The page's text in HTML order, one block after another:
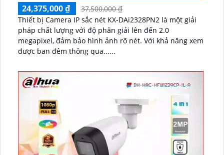
24,375,000 ₫
37,500,000 ₫
Thiết bị Camera IP sắc nét KX-DAi2328PN2 là một giải
pháp chất lượng với độ phân giải lên đến 2.0
megapixel, đảm bảo hình ảnh rõ nét. Với khả năng xem
được ban đêm thông qua......